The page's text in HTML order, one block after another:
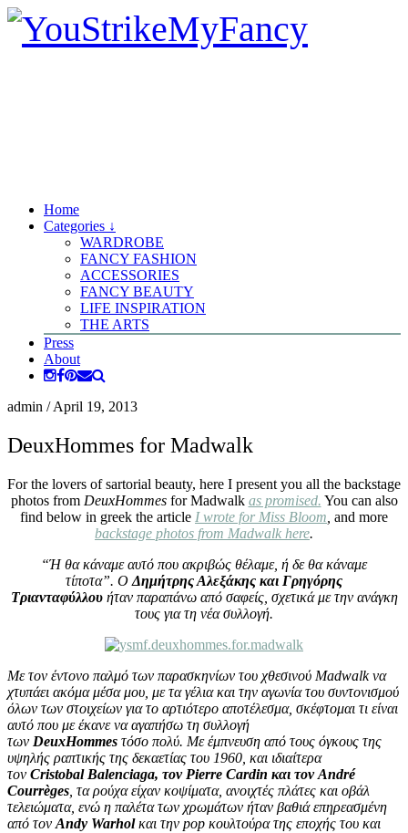
Home
Categories ↓
WARDROBE
FANCY FASHION
ACCESSORIES
FANCY BEAUTY
LIFE INSPIRATION
THE ARTS
Press
About
admin /April 19, 2013
DeuxHommes for Madwalk
For the lovers of sartorial beauty, here I present you all the backstage
photos from DeuxHommesfor Madwalk as promised. You can also
find below in greek the article I wrote for Miss Bloom and more
backstage photos from Madwalk here.
“Ή θα κάναμε αυτό που ακριβώς θέλαμε, ή δε θα κάναμε
τίποτα”. Ο Δημήτρης Αλεξάκης και Γρηγόρης
Τριανταφύλλουήταν παραπάνω από σαφείς, σχετικά με την ανάγκη
τους για τη νέα συλλογή.
Mε τον έντονο παλμό των παρασκηνίων του χθεσινού Μadwalk να
χτυπάει ακόμα μέσα μου, με τα γέλια και την αγωνία του συντονισμού
όλων των στοιχείων για το αρτιότερο αποτέλεσμα, σκέφτομαι τι είναι
αυτό που με έκανε να αγαπήσω τη συλλογή
των DeuxHommes τόσο πολύ. Με έμπνευση από τους όγκους της
υψηλής ραπτικής της δεκαετίας του 1960, και ιδιαίτερα
τον Cristobal Balenciaga, τον Pierre Cardin και τον André
Courrèges , τα ρούχα είχαν κοψίματα, ανοιχτές πλάτες και οβάλ
τελειώματα, ενώ η παλέτα των χρωμάτων ήταν βαθιά επηρεασμένη
από τον Andy Warholκαι την pop κουλτούρα της εποχής του και